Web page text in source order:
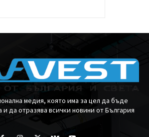
медия, която има за цел да бъде
да отразява всички новини от България